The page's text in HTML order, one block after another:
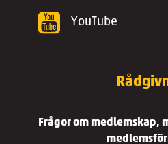
YouTube
Frågor om medlemskap,